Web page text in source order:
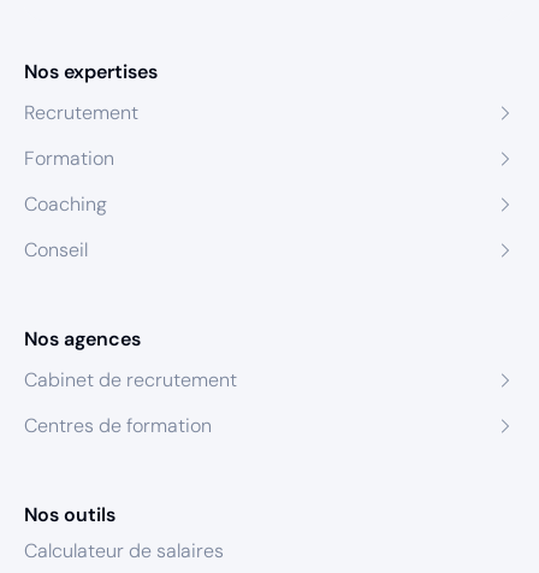
Nos expertises
Recrutement
Formation
Coaching
Conseil
Nos agences
Cabinet de recrutement
Centres de formation
Nos outils
Calculateur de salaires